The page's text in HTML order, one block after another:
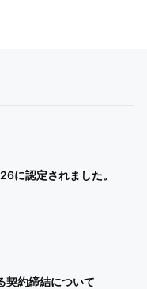
に認定されました。
契約締結について